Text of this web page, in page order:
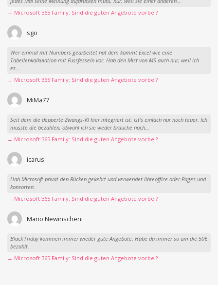
→ Microsoft 365 Family: Sind die guten Angebote vorbei?
sgo
Wer einmal mit Numbers gearbeitet hat dem kommt Excel wie eine
Tabellenkalkulation mit Fussfesseln vor. Hab den Mist von MS auch nur, weil ich
es...
→ Microsoft 365 Family: Sind die guten Angebote vorbei?
MiMa77
Seit dem die depperte Zwangs-KI hier integriert ist, ist’s einfach nur noch teuer. Ich
müsste die bezahlen, obwohl ich sie weder brauche noch...
→ Microsoft 365 Family: Sind die guten Angebote vorbei?
icarus
Hab Microsoft privat den Rücken gekehrt und verwendet libreoffice oder Pages und
konsorten.
→ Microsoft 365 Family: Sind die guten Angebote vorbei?
Mario Newinscheni
Black Friday kommen immer wieder gute Angebote. Habe da immer so um die 50€
bezahlt.
→ Microsoft 365 Family: Sind die guten Angebote vorbei?